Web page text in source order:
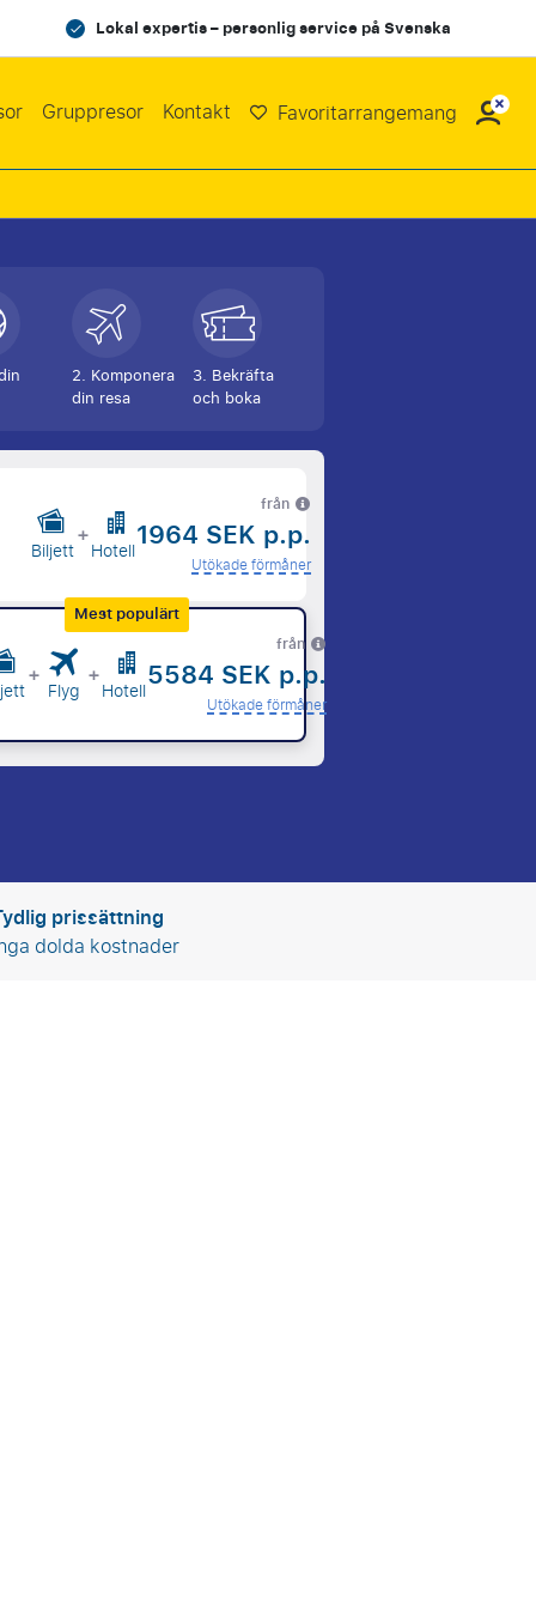
Lokal expertis – personlig service på Svenska
Gruppresor Kontakt Favoritarrangemang
2. Komponera
din resa
3. Bekräfta
och boka
Biljett+Hotell
från
1964 SEK p.p.
Utökade förmåner
Mest populärt
+ Flyg +Hotell
från
5584 SEK p.p.
Utökade förmåner
prissättning
dolda kostnader